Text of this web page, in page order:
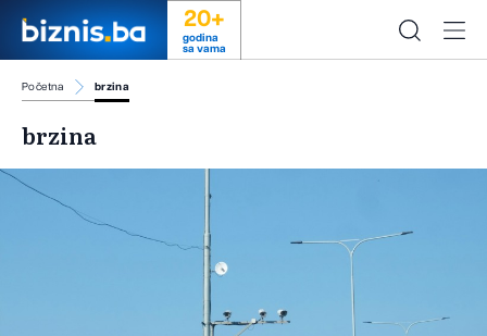
20+
godina
sa vama
Početna brzina
brzina